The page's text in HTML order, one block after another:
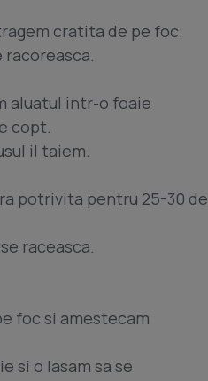
cratita de pe foc.
racoreasca.
aluatul intr-o foaie
copt.
il taiem.
potrivita pentru 25-30 de
raceasca.
foc si amestecam
si o lasam sa se